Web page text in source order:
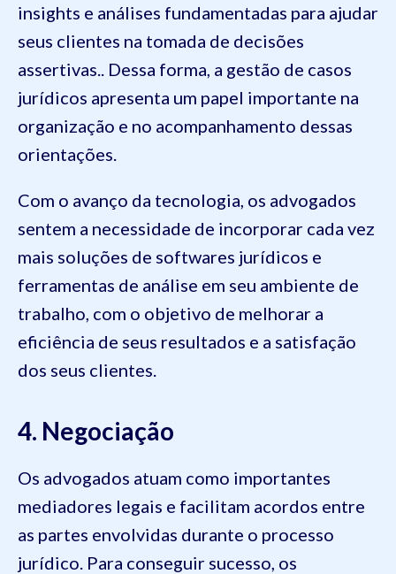
insights e análises fundamentadas para ajudar
seus clientes na tomada de decisões
assertivas.. Dessa forma, a gestão de casos
jurídicos apresenta um papel importante na
organização e no acompanhamento dessas
orientações.
Com o avanço da tecnologia, os advogados
sentem a necessidade de incorporar cada vez
mais soluções de softwares jurídicos e
ferramentas de análise em seu ambiente de
trabalho, com o objetivo de melhorar a
eficiência de seus resultados e a satisfação
dos seus clientes.
4. Negociação
Os advogados atuam como importantes
mediadores legais e facilitam acordos entre
as partes envolvidas durante o processo
jurídico. Para conseguir sucesso, os